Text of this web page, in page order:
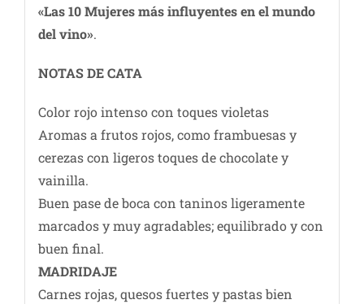
«Las 10 Mujeres más influyentes en el mundo
del vino».
NOTAS DE CATA
Color rojo intenso con toques violetas
Aromas a frutos rojos, como frambuesas y
cerezas con ligeros toques de chocolate y
vainilla.
Buen pase de boca con taninos ligeramente
marcados y muy agradables; equilibrado y con
buen final.
MADRIDAJE
Carnes rojas, quesos fuertes y pastas bien